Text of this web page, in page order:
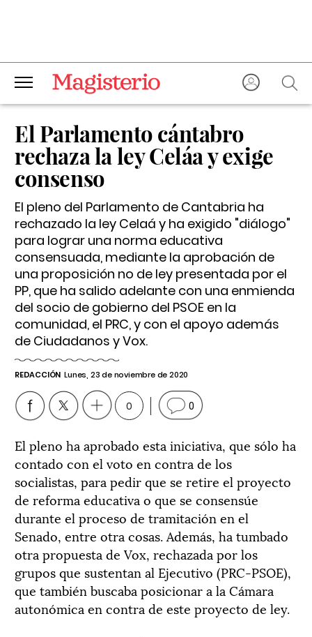
El Parlamento cántabro
rechaza la ley Celáa y exige
consenso
El pleno del Parlamento de Cantabria ha
rechazado la ley Celaá y ha exigido "diálogo"
para lograr una norma educativa
consensuada, mediante la aprobación de
una proposición no de ley presentada por el
PP, que ha salido adelante con una enmienda
del socio de gobierno del PSOE en la
comunidad, el PRC, y con el apoyo además
de Ciudadanos y Vox.
REDACCIÓN Lunes, 23 de noviembre de 2020
0 0
El pleno ha aprobado esta iniciativa, que sólo ha
contado con el voto en contra de los
socialistas, para pedir que se retire el proyecto
de reforma educativa o que se consensúe
durante el proceso de tramitación en el
Senado, entre otra cosas. Además, ha tumbado
otra propuesta de Vox, rechazada por los
grupos que sustentan al Ejecutivo (PRC-PSOE),
que también buscaba posicionar a la Cámara
autonómica en contra de este proyecto de ley.